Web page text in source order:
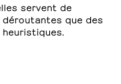
servent de
que des